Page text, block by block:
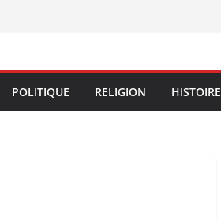
POLITIQUE RELIGION HISTOIRE